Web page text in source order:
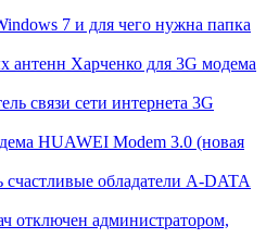
7 и для чего нужна папка
антенн Харченко для 3G модема
связи сети интернета 3G
HUAWEI Modem 3.0 (новая
обладатели A-DATA
отключен администратором,